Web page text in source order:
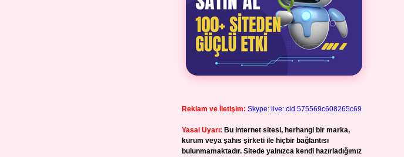
Reklam ve İletişim: Skype: live:.cid.575569c608265c69
Yasal Uyarı: Bu internet sitesi, herhangi bir marka,
kurum veya şahıs şirketi ile hiçbir bağlantısı
bulunmamaktadır. Sitede yalnızca kendi hazırladığımız